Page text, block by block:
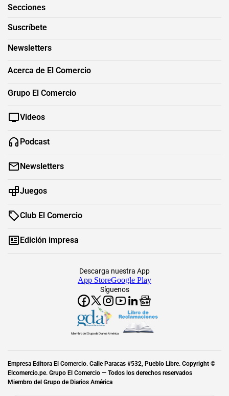
Secciones
Suscríbete
Newsletters
Acerca de El Comercio
Grupo El Comercio
Videos
Podcast
Newsletters
Juegos
Club El Comercio
Edición impresa
Síguenos
Descarga nuestra App
App StoreGoogle Play
Miembro del Grupo de Diarios América
Empresa Editora El Comercio. Calle Paracas #532, Pueblo Libre. Copyright ©
Elcomercio.pe. Grupo El Comercio — Todos los derechos reservados
Miembro del Grupo de Diarios América